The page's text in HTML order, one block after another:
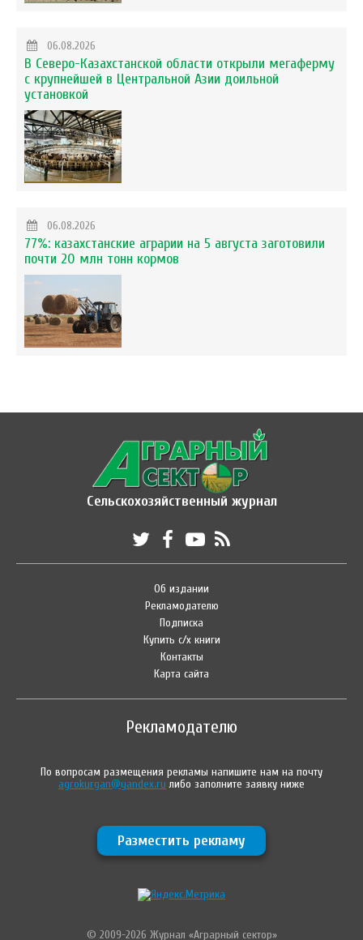
06.08.2026
В Северо-Казахстанской области открыли мегаферму
с крупнейшей в Центральной Азии доильной
установкой
06.08.2026
77%: казахстанские аграрии на 5 августа заготовили
почти 20 млн тонн кормов
Сельскохозяйственный журнал
Об издании
Рекламодателю
Подписка
Купить с/х книги
Контакты
Карта сайта
Рекламодателю
По вопросам размещения рекламы напишите нам на почту
agrokurgan@yandex.ru либо заполните заявку ниже
Разместить рекламу
© 2009-2026 Журнал «Аграрный сектор»